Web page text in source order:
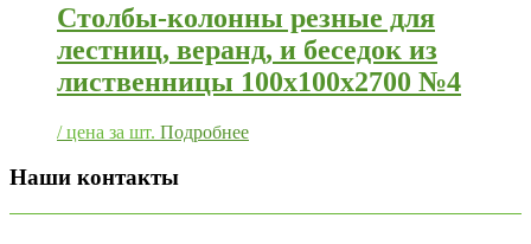
Столбы-колонны резные для
лестниц, веранд, и беседок из
лиственницы 100х100х2700 №4
/ цена за шт. Подробнее
Наши контакты